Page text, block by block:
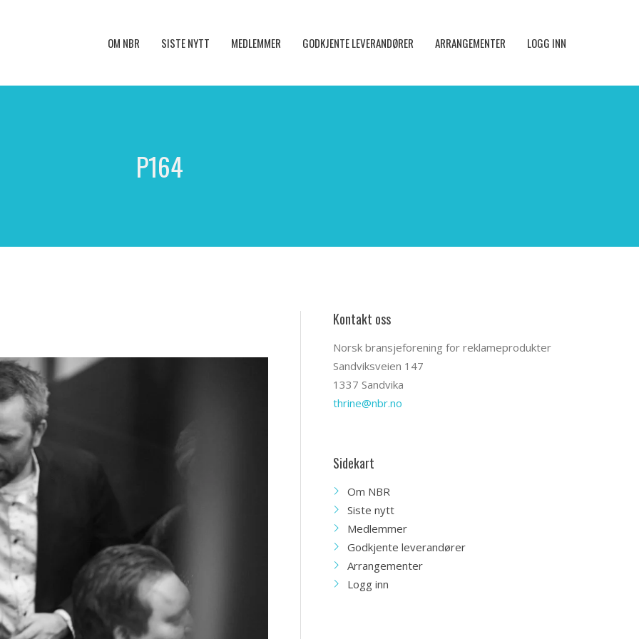
OM NBR SISTE NYTT MEDLEMMER GODKJENTE LEVERANDØRER ARRANGEMENTER LOGG INN
P164
Kontakt oss
Norsk bransjeforening for reklameprodukter
Sandviksveien 147
1337 Sandvika
thrine@nbr.no
Sidekart
Om NBR
Siste nytt
Medlemmer
Godkjente leverandører
Arrangementer
Logg inn